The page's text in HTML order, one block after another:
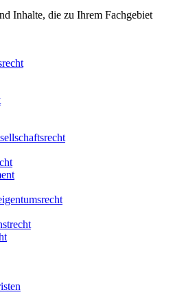
Inhalte, die zu Ihrem Fachgebiet